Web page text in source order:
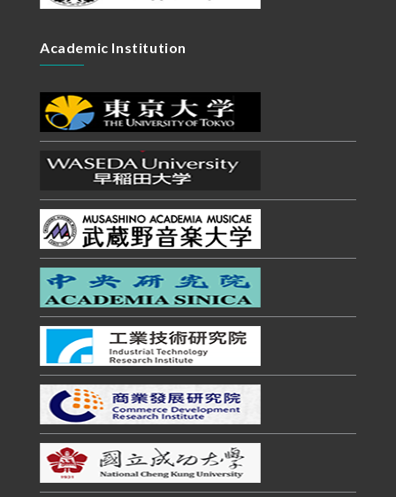
Academic Institution